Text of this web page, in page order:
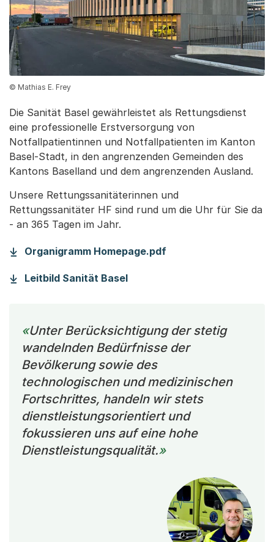
© Mathias E. Frey
Die Sanität Basel gewährleistet als Rettungsdienst
eine professionelle Erstversorgung von
Notfallpatientinnen und Notfallpatienten im Kanton
Basel-Stadt, in den angrenzenden Gemeinden des
Kantons Baselland und dem angrenzenden Ausland.
Unsere Rettungssanitäterinnen und
Rettungssanitäter HF sind rund um die Uhr für Sie da
- an 365 Tagen im Jahr.
Organigramm Homepage.pdf(Startet einen
Leitbild Sanität Basel(Startet einen Download)
Unter Berücksichtigung der stetig
wandelnden Bedürfnisse der
Bevölkerung sowie des
technologischen und medizinischen
Fortschrittes, handeln wir stets
dienstleistungsorientiert und
fokussieren uns auf eine hohe
Dienstleistungsqualität.